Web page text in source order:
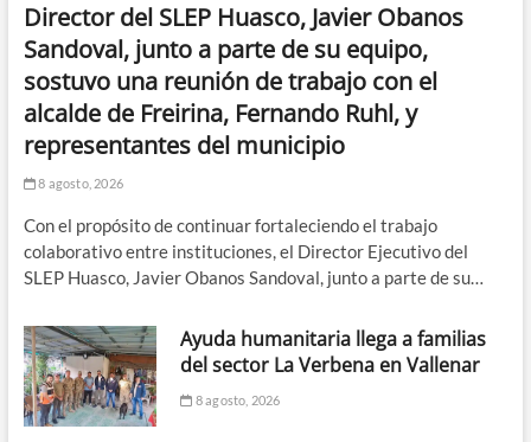
Director del SLEP Huasco, Javier Obanos
Sandoval, junto a parte de su equipo,
sostuvo una reunión de trabajo con el
alcalde de Freirina, Fernando Ruhl, y
representantes del municipio
8 agosto, 2026
Con el propósito de continuar fortaleciendo el trabajo
colaborativo entre instituciones, el Director Ejecutivo del
SLEP Huasco, Javier Obanos Sandoval, junto a parte de su…
Ayuda humanitaria llega a familias
del sector La Verbena en Vallenar
8 agosto, 2026